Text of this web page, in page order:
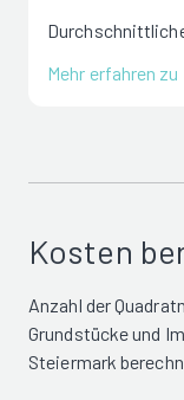
Mehr erfahren
Kosten
Anzahl der
Grundstücke und
Steiermark